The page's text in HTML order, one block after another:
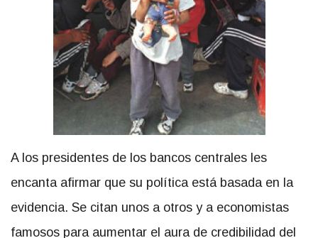
A los presidentes de los bancos centrales les
encanta afirmar que su política está basada en la
evidencia. Se citan unos a otros y a economistas
famosos para aumentar el aura de credibilidad del